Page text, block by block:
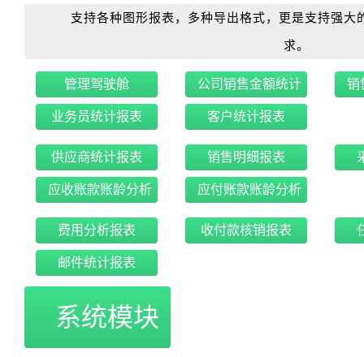
支持各种图形报表，多种导出格式，更是支持强大
求。
管理驾驶舱 公司销售金额统计 销
业务员统计报表 客户统计报表
供应商统计报表 销售明细报表
应收账款账龄分析 应付账款账龄分析
费用分析报表 收付款核销报表
邮件统计报表
系统模块